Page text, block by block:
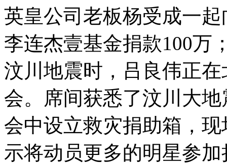
英皇公司老板杨受成一
李连杰壹基金捐款100
汶川地震时，吕良伟正
会。席间获悉了汶川大
会中设立救灾捐助箱，
示将动员更多的明星参加